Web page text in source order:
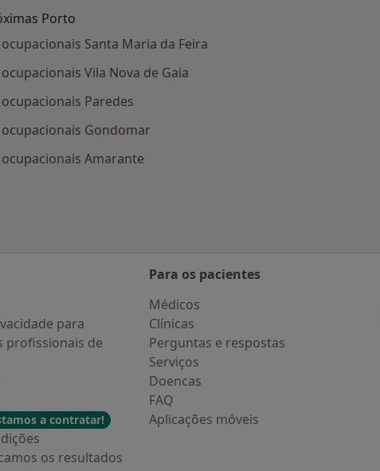
Porto
Santa Maria da Feira
Vila Nova de Gaia
Paredes
Gondomar
Amarante
para
profissionais de
a contratar!
os resultados
Para os pacientes
Médicos
Clínicas
Perguntas e respostas
Serviços
Doencas
FAQ
Aplicações móveis